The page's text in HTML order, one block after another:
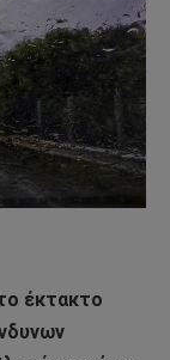
έκτακτο